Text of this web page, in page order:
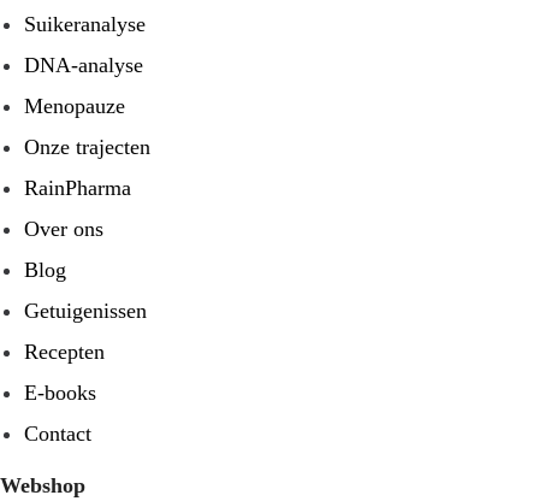
Suikeranalyse
DNA-analyse
Menopauze
Onze trajecten
RainPharma
Over ons
Blog
Getuigenissen
Recepten
E-books
Contact
Webshop